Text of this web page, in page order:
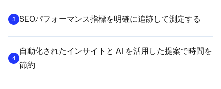
3 SEOパフォーマンス指標を明確に追跡して測定する
4
自動化されたインサイトと AI を活用した提案で時間を
節約